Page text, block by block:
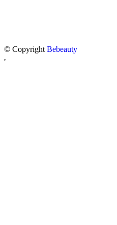
© Copyright Bebeauty